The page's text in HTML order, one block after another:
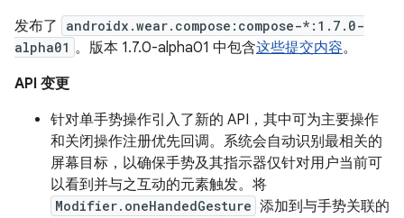
发布了
androidx.wear.compose:compose-*:1.7.0-
alpha01 。版本 1.7.0-alpha01 中包含这些提交内容。
API 变更
针对单手势操作引入了新的 API，其中可为主要操作
和关闭操作注册优先回调。系统会自动识别最相关的
屏幕目标，以确保手势及其指示器仅针对用户当前可
以看到并与之互动的元素触发。将
Modifier.oneHandedGesture 添加到与手势关联的